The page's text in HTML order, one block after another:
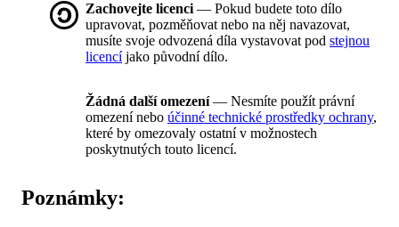
Zachovejte licenci — Pokud budete toto dílo
upravovat, pozměňovat nebo na něj navazovat,
musíte svoje odvozená díla vystavovat pod stejnou
licencíjako původní dílo.
Žádná další omezení— Nesmíte použít právní
omezení nebo účinné technické prostředky ochrany,
které by omezovaly ostatní v možnostech
poskytnutých touto licencí.
Poznámky: